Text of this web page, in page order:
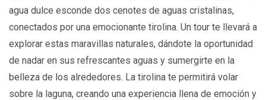
agua dulce esconde dos cenotes de aguas cristalinas,
conectados por una emocionante tirolina. Un tour te llevará a
explorar estas maravillas naturales, dándote la oportunidad
de nadar en sus refrescantes aguas y sumergirte en la
belleza de los alrededores. La tirolina te permitirá volar
sobre la laguna, creando una experiencia llena de emoción y